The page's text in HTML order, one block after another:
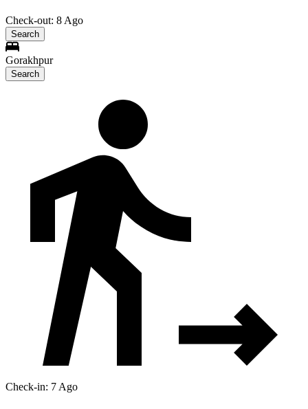
Check-out: 8 Ago
Search
Gorakhpur
Search
Check-in: 7 Ago